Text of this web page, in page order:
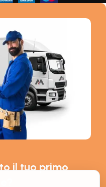
il tuo primo